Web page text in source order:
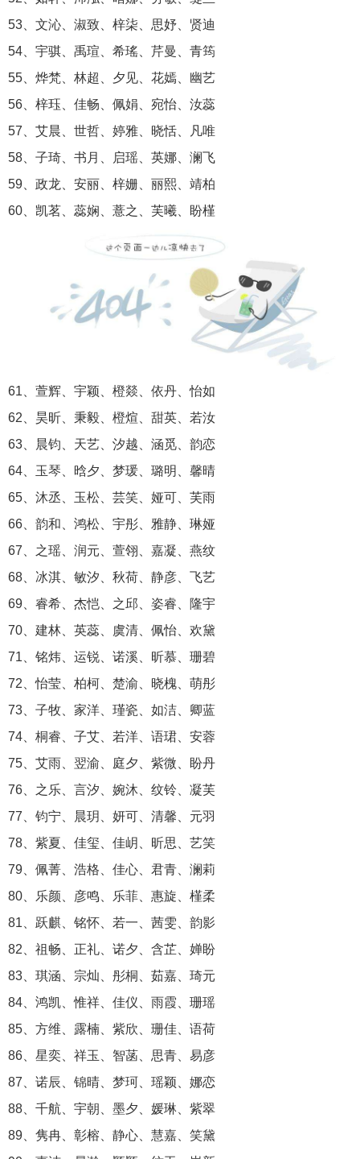
53、文沁、淑致、梓柒、思妤、贤迪
54、宇骐、禹瑄、希瑤、芹曼、青筠
55、烨梵、林超、夕见、花嫣、幽艺
56、梓珏、佳畅、佩娟、宛怡、汝蕊
57、艾晨、世哲、婷雅、晓恬、凡唯
58、子琦、书月、启瑶、英娜、澜飞
59、政龙、安丽、梓姗、丽熙、靖柏
60、凯茗、蕊娴、薏之、芙曦、盼槿
61、萱辉、宇颖、橙燚、依丹、怡如
62、昊昕、秉毅、橙煊、甜英、若汝
63、晨钧、天艺、汐越、涵觅、韵恋
64、玉琴、晗夕、梦瑗、璐明、馨晴
65、沐丞、玉松、芸笑、娅可、芙雨
66、韵和、鸿松、宇彤、雅静、琳娅
67、之瑶、润元、萱翎、嘉凝、燕纹
68、冰淇、敏汐、秋荷、静彦、飞艺
69、睿希、杰恺、之邱、姿睿、隆宇
70、建林、英蕊、虞清、佩怡、欢黛
71、铭炜、运锐、诺溪、昕慕、珊碧
72、怡莹、柏柯、楚渝、晓槐、萌彤
73、子牧、家洋、瑾瓷、如洁、卿蓝
74、桐睿、子艾、若洋、语珺、安蓉
75、艾雨、翌渝、庭夕、紫微、盼丹
76、之乐、言汐、婉沐、纹铃、凝芙
77、钧宁、晨玥、妍可、清馨、元羽
78、紫夏、佳玺、佳岄、昕思、艺笑
79、佩菁、浩格、佳心、君青、澜莉
80、乐颜、彦鸣、乐菲、惠旋、槿柔
81、跃麒、铭怀、若一、茜雯、韵影
82、祖畅、正礼、诺夕、含芷、婵盼
83、琪涵、宗灿、彤桐、茹嘉、琦元
84、鸿凯、惟祥、佳仪、雨霞、珊瑶
85、方维、露楠、紫欣、珊佳、语荷
86、星奕、祥玉、智菡、思青、易彦
87、诺辰、锦晴、梦珂、瑶颖、娜恋
88、千航、宇朝、墨夕、媛琳、紫翠
89、隽冉、彰榕、静心、慧嘉、笑黛